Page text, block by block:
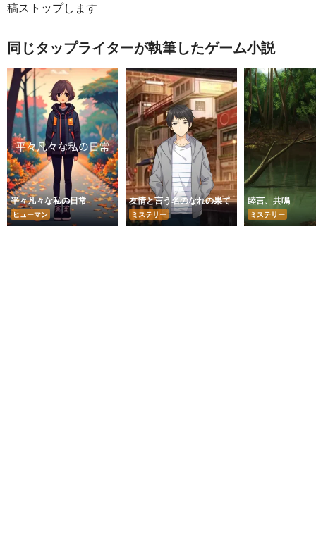
稿ストップします
同じタップライターが執筆したゲーム小説
平々凡々な私の日常
ヒューマン
友情と言う名のなれの果て
ミステリー
睦言、共鳴
ミステリー